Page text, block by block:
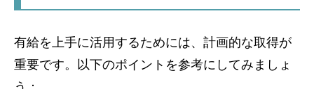
有給を上手に活用するためには、計画的な取得が
重要です。以下のポイントを参考にしてみましょ